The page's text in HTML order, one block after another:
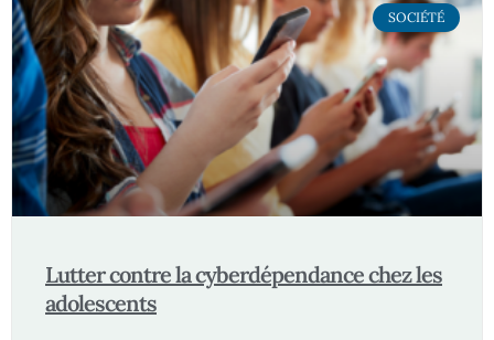
SOCIÉTÉ
Lutter contre la cyberdépendance chez les
adolescents